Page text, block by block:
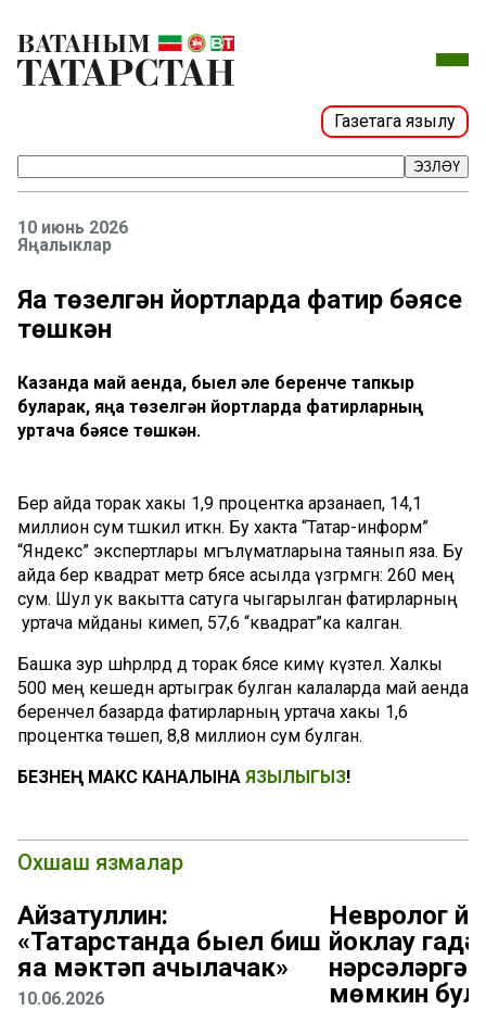
Газетага язылу
ЭЗЛӘҮ
10 июнь 2026
Яңалыклар
Яңа төзелгән йортларда фатир бәясе
төшкән
Казанда май аенда, быел әле беренче тапкыр
буларак, яңа төзелгән йортларда фатирларның
уртача бәясе төшкән.
Бер айда торак хакы 1,9 процентка арзанаеп, 14,1
миллион сум тәшкил иткән. Бу хакта “Татар-информ”
“Яндекс” экспертлары мәгълүматларына таянып яза. Бу
айда бер квадрат метр бәясе асылда үзгәрмәгән: 260 мең
сум. Шул ук вакытта сатуга чыгарылган фатирларның
уртача мәйданы кимеп, 57,6 “квадрат”ка калган.
Башка зур шәһәрләрдә дә торак бәясе кимү күзәтелә. Халкы
500 мең кешедән артыграк булган калаларда май аенда
беренчел базарда фатирларның уртача хакы 1,6
процентка төшеп, 8,8 миллион сум булган.
БЕЗНЕҢ МАКС КАНАЛЫНА ЯЗЫЛЫГЫЗ!
Охшаш язмалар
Айзатуллин:
«Татарстанда быел биш
яңа мәктәп ачылачак»
10.06.2026
Невролог
йоклау
нәрсәләргә
мөмкин